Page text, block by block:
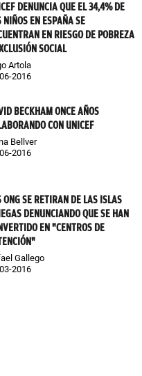
DENUNCIA QUE EL 34,4% DE
NIÑOS EN ESPAÑA SE
EN RIESGO DE POBREZA
SOCIAL
Artola
2016
BECKHAM ONCE AÑOS
CON UNICEF
Bellver
2016
ONG SE RETIRAN DE LAS ISLAS
DENUNCIANDO QUE SE HAN
EN "CENTROS DE
Gallego
2016